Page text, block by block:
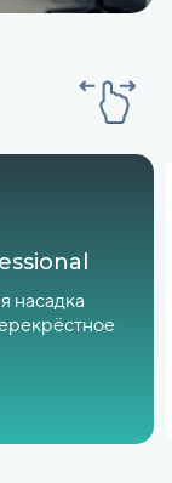
насадка